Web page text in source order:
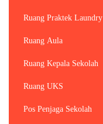
Ruang Praktek Laundry
Ruang Aula
Ruang Kepala Sekolah
Ruang UKS
Pos Penjaga Sekolah